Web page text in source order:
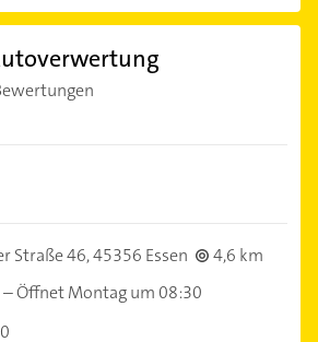
Straße 46,45356 Essen
4,6 km
–Öffnet Montag um 08:30